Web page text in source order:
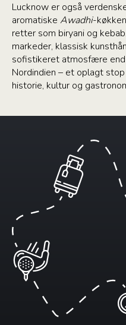
Lucknow er også
aromatiske Awadhi-
retter som biryani og
markeder, klassisk
sofistikeret atmosfære
Nordindien – et oplagt
historie, kultur og